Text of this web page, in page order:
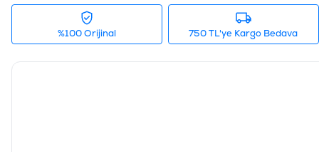
%100 Orijinal 750 TL'ye Kargo Bedava